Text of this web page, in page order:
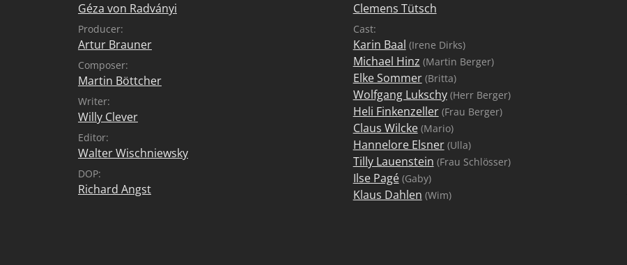
Géza von Radványi
Producer:
Artur Brauner
Composer:
Martin Böttcher
Writer:
Willy Clever
Editor:
Walter Wischniewsky
DOP:
Richard Angst
Clemens Tütsch
Cast:
Karin Baal (Irene Dirks)
Michael Hinz (Martin Berger)
Elke Sommer(Britta)
Wolfgang Lukschy(Herr Berger)
Heli Finkenzeller(Frau Berger)
Claus Wilcke(Mario)
Hannelore Elsner(Ulla)
Tilly Lauenstein (Frau Schlösser)
Ilse Pagé(Gaby)
Klaus Dahlen (Wim)